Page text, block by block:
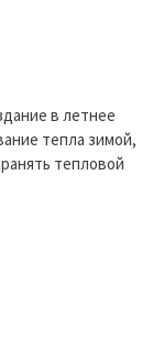
в летнее
тепла зимой,
тепловой